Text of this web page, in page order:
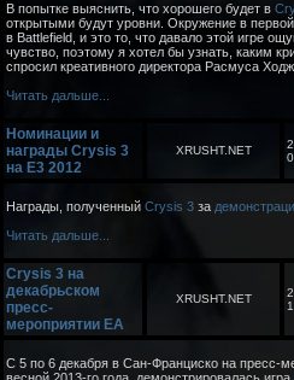
В попытке выяснить, что хорошего будет в
открытыми будут уровни. Окружение в
в Battlefield, и это то, что давало этой игре
чувство, поэтому я хотел бы узнать, каким
спросил креативного директора Расмуса
Читать дальше...
Номинации и
награды Crysis 3
на E3 2012
XRUSHT.NET
Награды, полученный Crysis 3 за
Читать дальше...
Crysis 3 на
декабрьском
пресс-
мероприятии EA
XRUSHT.NET
С 5 по 6 декабря в Сан-Франциско на пресс-